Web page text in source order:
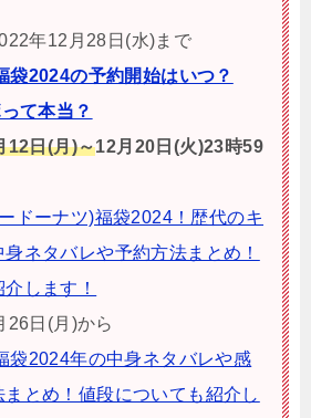
年12月28日(水)まで
袋2024の予約開始はいつ？
て本当？
12日(月)～12月20日(火)23時59
ドーナツ)福袋2024！歴代のキ
ネタバレや予約方法まとめ！
します！
26日(月)から
袋2024年の中身ネタバレや感
とめ！値段についても紹介し